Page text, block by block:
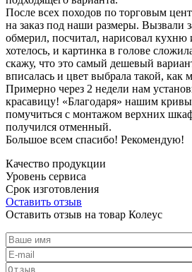
После всех походов по торговым
на заказ под наши размеры. Вызвали
обмерил, посчитал, нарисовал кухню
хотелось, и картинка в голове
скажу, что это самый дешевый
вписалась и цвет выбрала такой, как
Примерно через 2 недели нам
красавицу! «Благодаря» нашим
помучиться с монтажом верхних
получился отменный.
Большое всем спасибо! Рекомендую!
Качество продукции
Уровень сервиса
Срок изготовления
Оставить отзыв
Оставить отзыв на товар Колеус